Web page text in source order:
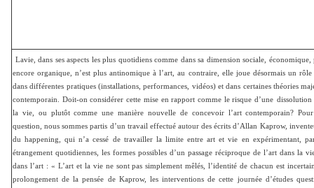
Lavie, dans ses aspects les plus quotidiens comme dans sa dimension sociale,
encore organique, n’est plus antinomique à l’art, au contraire, elle joue désormais un
dans différentes pratiques (installations, performances, vidéos) et dans certaines théories
contemporain. Doit-on considérer cette mise en rapport comme le risque d’une dissolution
la vie, ou plutôt comme une manière nouvelle de concevoir l’art contemporain?
question, nous sommes partis d’un travail effectué autour des écrits d’Allan Kaprow,
du happening, qui n’a cessé de travailler la limite entre art et vie en expérimentant,
étrangement quotidiennes, les formes possibles d’un passage réciproque de l’art dans la
dans l’art : « L’art et la vie ne sont pas simplement mêlés, l’identité de chacun est
prolongement de la pensée de Kaprow, les interventions de cette journée d’études